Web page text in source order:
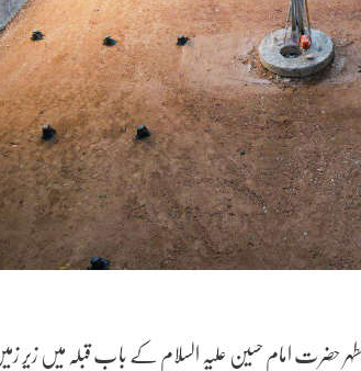
امام حسین علیہ السلام کے باب قبلہ میں زیر